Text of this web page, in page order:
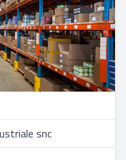
snc